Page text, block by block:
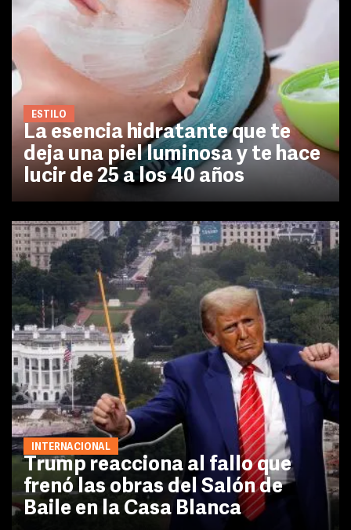
ESTILO
La esencia hidratante que te
deja una piel luminosa y te hace
lucir de 25 a los 40 años
INTERNACIONAL
Trump reacciona al fallo que
frenó las obras del Salón de
Baile en la Casa Blanca